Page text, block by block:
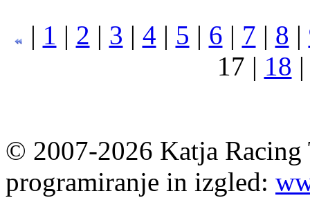
| 1 | 2 | 3 | 4 | 5 | 6 | 7 | 8 |
17 | 18
© 2007-2026 Katja Racing
programiranje in izgled: